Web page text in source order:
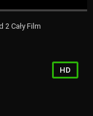
Cały Film
HD